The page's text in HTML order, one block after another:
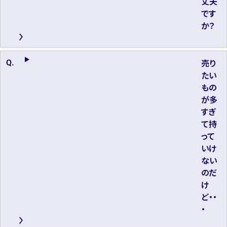
です
か？
売り
たい
もの
が多
すぎ
て持
って
いけ
ない
のだ
け
ど・・
・